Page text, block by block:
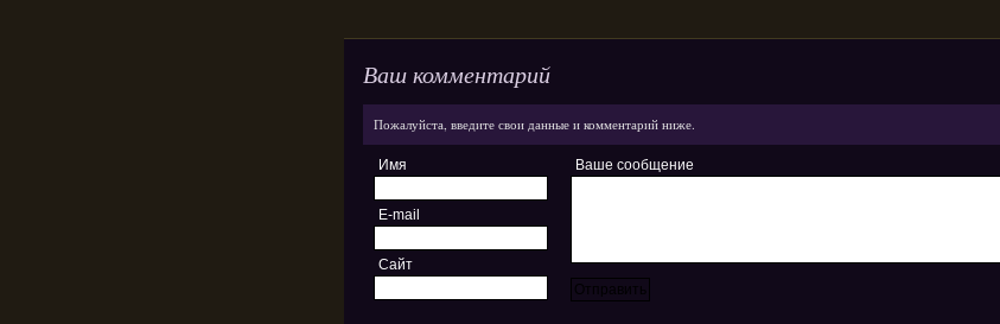
Ваш комментарий
Пожалуйста, введите свои данные и комментарий ниже.
Имя
E-mail
Сайт
Ваше сообщение